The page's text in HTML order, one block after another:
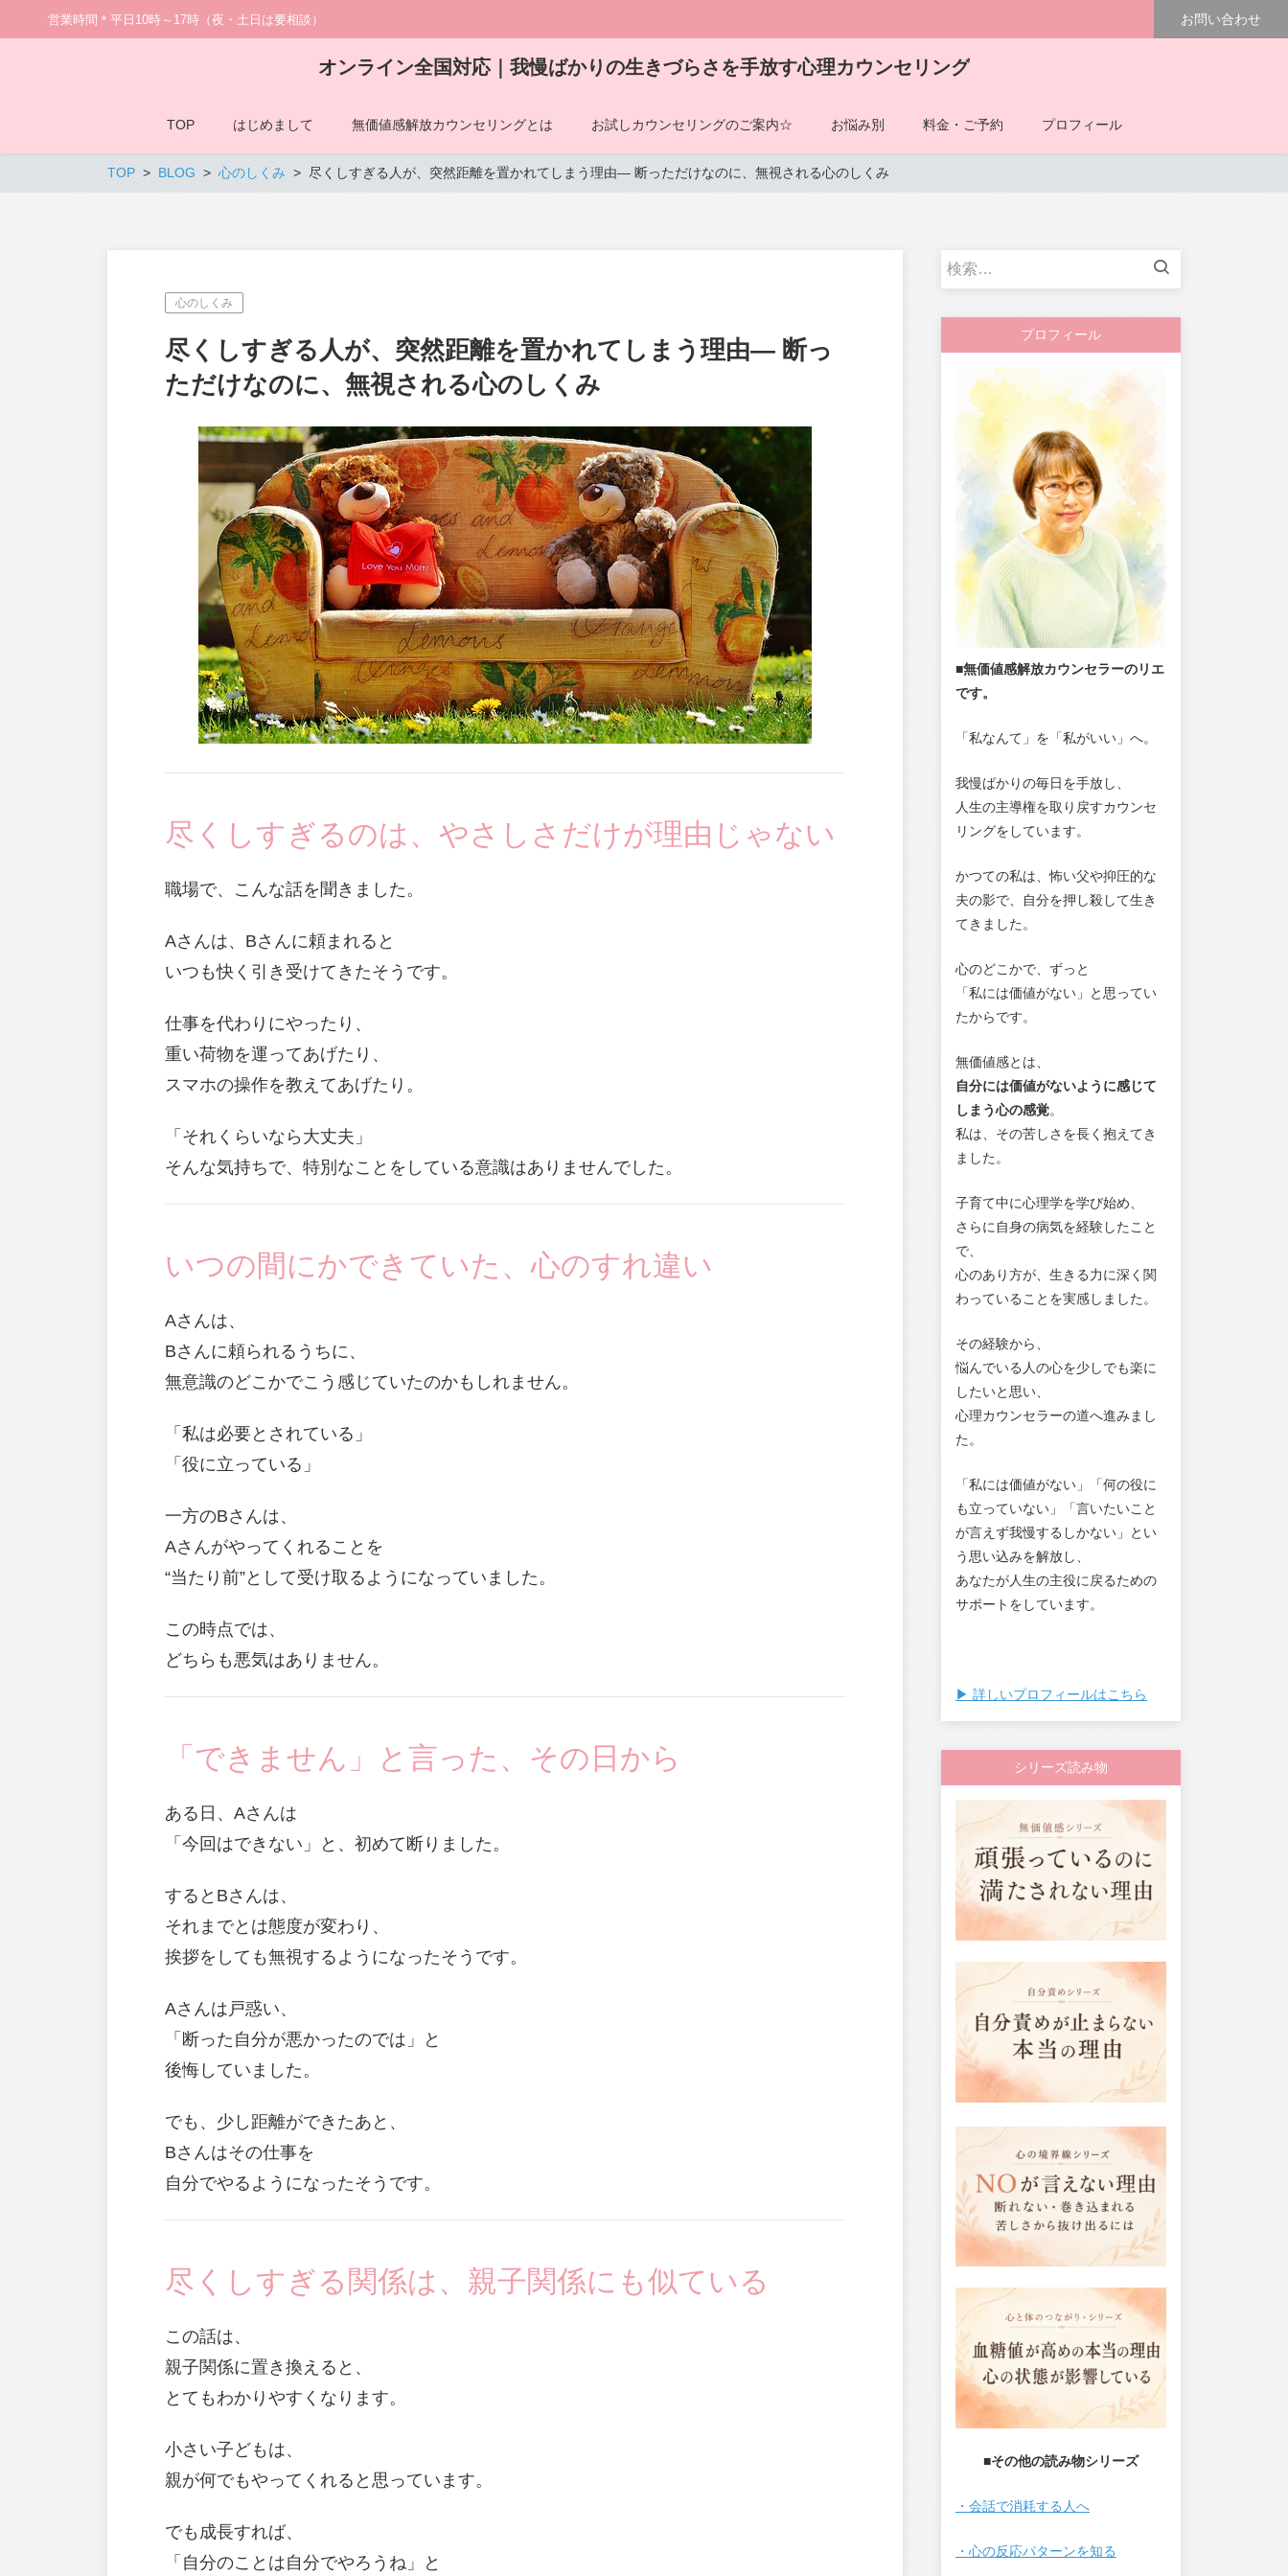
営業時間＊平日10時～17時（夜・土日は要相談） お問い合わせ
オンライン全国対応｜我慢ばかりの生きづらさを手放す心理カウンセリング
TOP はじめまして 無価値感解放カウンセリングとは お試しカウンセリングのご案内☆ お悩み別 料金・ご予約 プロフィール
TOP BLOG 心のしくみ 尽くしすぎる人が、突然距離を置かれてしまう理由― 断っただけなのに、無視される心のしくみ
心のしくみ
尽くしすぎる人が、突然距離を置かれてしまう理由― 断っ
ただけなのに、無視される心のしくみ
尽くしすぎるのは、やさしさだけが理由じゃない
職場で、こんな話を聞きました。
Aさんは、Bさんに頼まれると
いつも快く引き受けてきたそうです。
仕事を代わりにやったり、
重い荷物を運ってあげたり、
スマホの操作を教えてあげたり。
「それくらいなら大丈夫」
そんな気持ちで、特別なことをしている意識はありませんでした。
いつの間にかできていた、心のすれ違い
Aさんは、
Bさんに頼られるうちに、
無意識のどこかでこう感じていたのかもしれません。
「私は必要とされている」
「役に立っている」
一方のBさんは、
Aさんがやってくれることを
“当たり前”として受け取るようになっていました。
この時点では、
どちらも悪気はありません。
「できません」と言った、その日から
ある日、Aさんは
「今回はできない」と、初めて断りました。
するとBさんは、
それまでとは態度が変わり、
挨拶をしても無視するようになったそうです。
Aさんは戸惑い、
「断った自分が悪かったのでは」と
後悔していました。
でも、少し距離ができたあと、
Bさんはその仕事を
自分でやるようになったそうです。
尽くしすぎる関係は、親子関係にも似ている
この話は、
親子関係に置き換えると、
とてもわかりやすくなります。
小さい子どもは、
親が何でもやってくれると思っています。
でも成長すれば、
「自分のことは自分でやろうね」と
検
プロフィール
■無価値感解放カウンセラーのリエ
です。
「私なんて」を「私がいい」へ。
我慢ばかりの毎日を手放し、
人生の主導権を取り戻すカウンセ
リングをしています。
かつての私は、怖い父や抑圧的な
夫の影で、自分を押し殺して生き
てきました。
心のどこかで、ずっと
「私には価値がない」と思ってい
たからです。
無価値感とは、
自分には価値がないように感じて
しまう心の感覚。
私は、その苦しさを長く抱えてき
ました。
子育て中に心理学を学び始め、
さらに自身の病気を経験したこと
で、
心のあり方が、生きる力に深く関
わっていることを実感しました。
その経験から、
悩んでいる人の心を少しでも楽に
したいと思い、
心理カウンセラーの道へ進みまし
た。
「私には価値がない」「何の役に
も立っていない」「言いたいこと
が言えず我慢するしかない」とい
う思い込みを解放し、
あなたが人生の主役に戻るための
サポートをしています。
▶︎ 詳しいプロフィールはこちら
シリーズ読み物
■その他の読み物シリーズ
・会話で消耗する人へ
・心の反応パターンを知る